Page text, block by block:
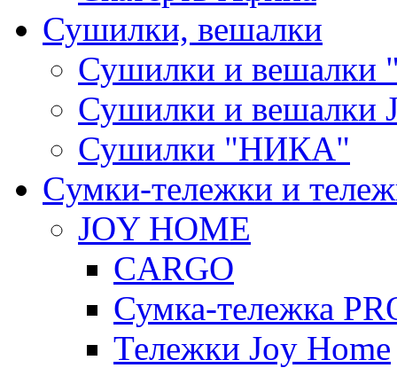
Сушилки, вешалки
Сушилки и вешалки
Сушилки и вешалки
Сушилки "НИКА"
Cумки-тележки и
JOY HOME
CARGO
Сумка-тележка
Тележки Joy Home